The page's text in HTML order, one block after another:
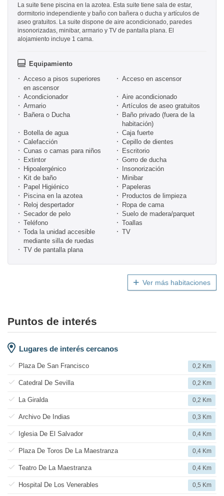
La suite tiene piscina en la azotea. Esta suite tiene sala de estar,
dormitorio independiente y baño con bañera o ducha y artículos de
aseo gratuitos. La suite dispone de aire acondicionado, paredes
insonorizadas, minibar, armario y TV de pantalla plana. El
alojamiento incluye 1 cama.
Equipamiento
Acceso a pisos superiores
en ascensor
Acceso en ascensor
Acondicionador
Aire acondicionado
Armario
Artículos de aseo gratuitos
Bañera o Ducha
Baño privado (fuera de la
habitación)
Botella de agua
Caja fuerte
Calefacción
Cepillo de dientes
Cunas o camas para niños
Escritorio
Extintor
Gorro de ducha
Hipoalergénico
Insonorización
Kit de baño
Minibar
Papel Higiénico
Papeleras
Piscina en la azotea
Productos de limpieza
Reloj despertador
Ropa de cama
Secador de pelo
Suelo de madera/parquet
Teléfono
Toallas
Toda la unidad accesible
mediante silla de ruedas
TV
TV de pantalla plana
Ver más habitaciones
Puntos de interés
Lugares de interés cercanos
Plaza De San Francisco 0,2 Km
Catedral De Sevilla 0,2 Km
La Giralda 0,2 Km
Archivo De Indias 0,3 Km
Iglesia De El Salvador 0,4 Km
Plaza De Toros De La Maestranza 0,4 Km
Teatro De La Maestranza 0,4 Km
Hospital De Los Venerables 0,5 Km